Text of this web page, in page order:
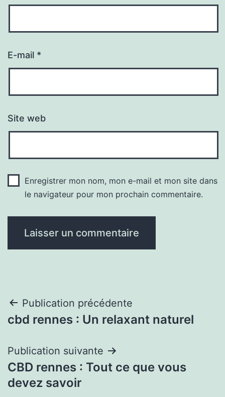
E-mail *
Site web
Enregistrer mon nom, mon e-mail et mon site dans
le navigateur pour mon prochain commentaire.
Navigation
de
l’article
Publication précédente
cbd rennes : Un relaxant naturel
Publication suivante
CBD rennes : Tout ce que vous
devez savoir